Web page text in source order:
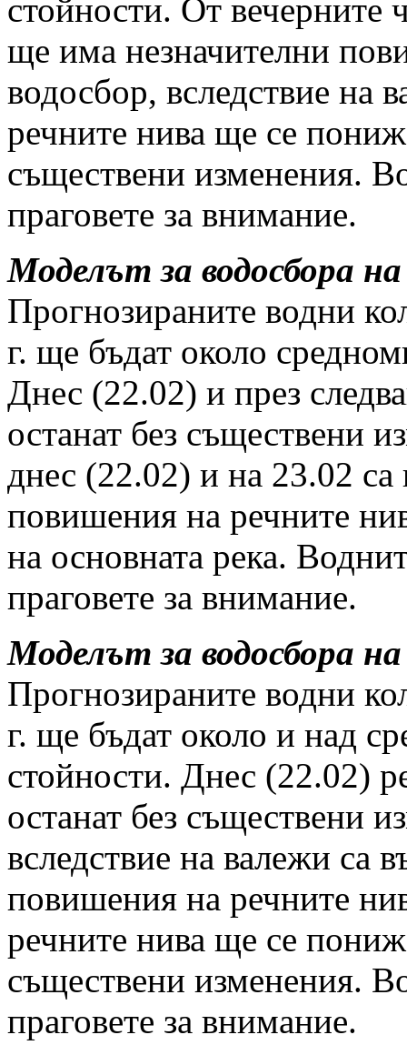
стойности. От вечерните
ще има незначителни
водосбор, вследствие на
речните нива ще се
съществени изменения.
праговете за внимание.
Моделът за водосбора
Прогнозираните водни
г. ще бъдат около
Днес (22.02) и през
останат без съществени
днес (22.02) и на 23.02
повишения на речните
на основната река.
праговете за внимание.
Моделът за водосбора
Прогнозираните водни
г. ще бъдат около и над
стойности. Днес (22.02)
останат без съществени
вследствие на валежи са
повишения на речните
речните нива ще се
съществени изменения.
праговете за внимание.